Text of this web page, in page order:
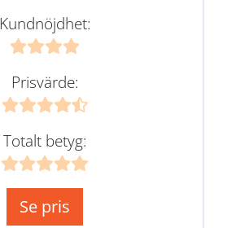
Kundnöjdhet:
Prisvärde:
Totalt betyg:
Se pris